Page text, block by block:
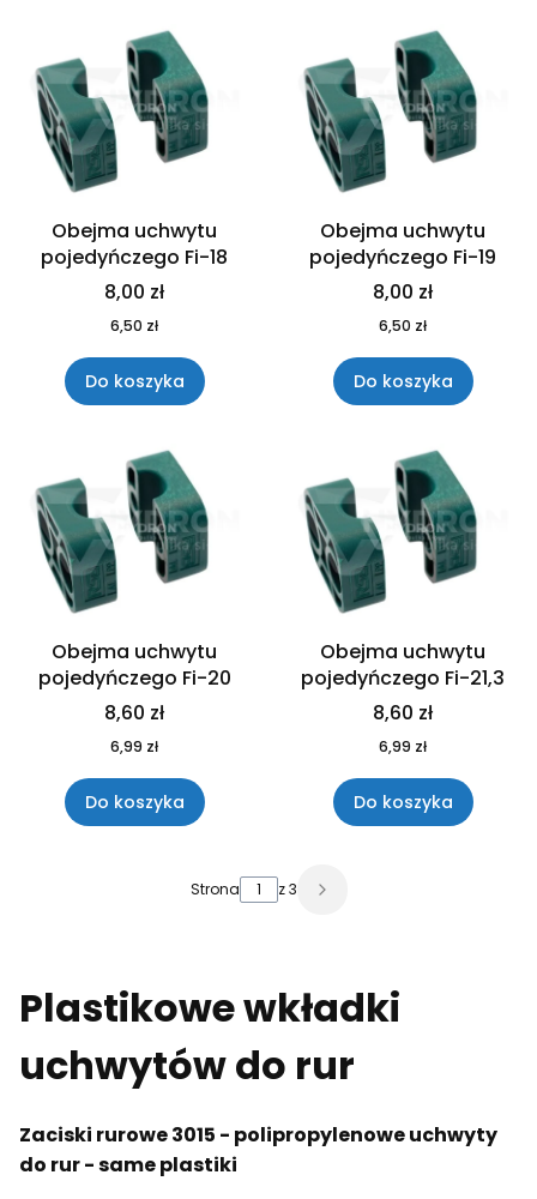
Obejma uchwytu
pojedyńczego Fi-18
8,00 zł
6,50 zł
Do koszyka
Obejma uchwytu
pojedyńczego Fi-19
8,00 zł
6,50 zł
Do koszyka
Obejma uchwytu
pojedyńczego Fi-20
8,60 zł
6,99 zł
Do koszyka
Obejma uchwytu
pojedyńczego Fi-21,3
8,60 zł
6,99 zł
Do koszyka
Strona z 3
Plastikowe wkładki
uchwytów do rur
Zaciski rurowe 3015 - polipropylenowe uchwyty
do rur - same plastiki